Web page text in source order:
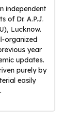
independent
of Dr. A.P.J.
Lucknow.
organized
year
updates.
purely by
easily